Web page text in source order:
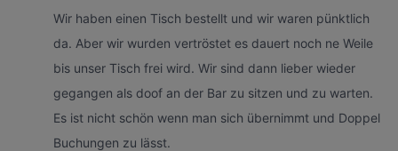
Wir haben einen Tisch bestellt und wir waren pünktlich
da. Aber wir wurden vertröstet es dauert noch ne Weile
bis unser Tisch frei wird. Wir sind dann lieber wieder
gegangen als doof an der Bar zu sitzen und zu warten.
Es ist nicht schön wenn man sich übernimmt und Doppel
Buchungen zu lässt.